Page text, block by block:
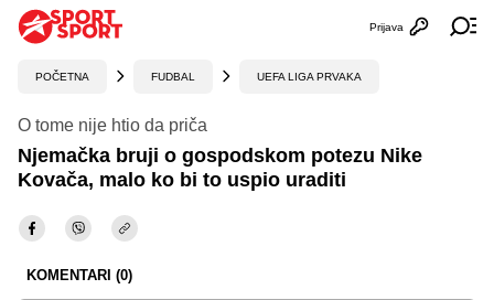
Otvori
Prijava
POČETNA FUDBAL UEFA LIGA PRVAKA
O tome nije htio da priča
Njemačka bruji o gospodskom potezu Nike
Kovača, malo ko bi to uspio uraditi
KOMENTARI (0)